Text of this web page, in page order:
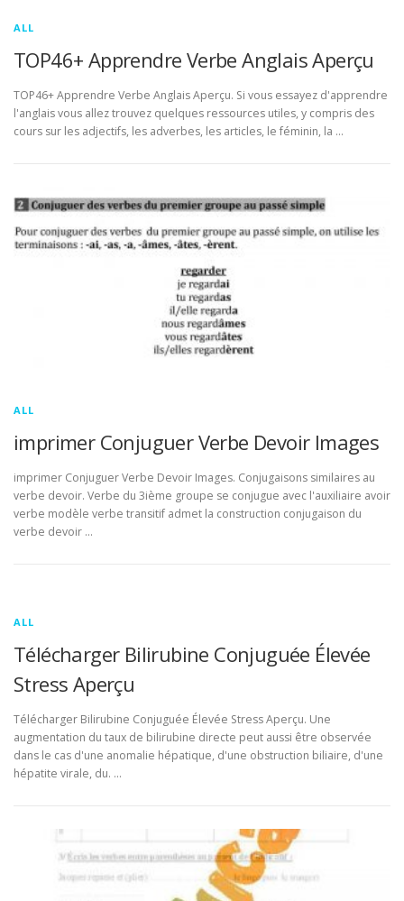
ALL
TOP46+ Apprendre Verbe Anglais Aperçu
TOP46+ Apprendre Verbe Anglais Aperçu. Si vous essayez d'apprendre
l'anglais vous allez trouvez quelques ressources utiles, y compris des
cours sur les adjectifs, les adverbes, les articles, le féminin, la …
ALL
imprimer Conjuguer Verbe Devoir Images
imprimer Conjuguer Verbe Devoir Images. Conjugaisons similaires au
verbe devoir. Verbe du 3ième groupe se conjugue avec l'auxiliaire avoir
verbe modèle verbe transitif admet la construction conjugaison du
verbe devoir …
ALL
Télécharger Bilirubine Conjuguée Élevée
Stress Aperçu
Télécharger Bilirubine Conjuguée Élevée Stress Aperçu. Une
augmentation du taux de bilirubine directe peut aussi être observée
dans le cas d'une anomalie hépatique, d'une obstruction biliaire, d'une
hépatite virale, du. …